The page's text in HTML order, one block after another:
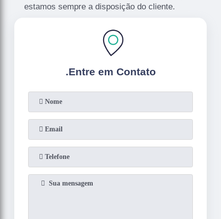
estamos sempre a disposição do cliente.
.Entre em Contato